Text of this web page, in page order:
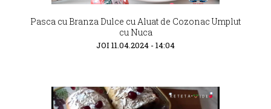
Pasca cu Branza Dulce cu Aluat de Cozonac Umplut
cu Nuca
JOI 11.04.2024 - 14:04